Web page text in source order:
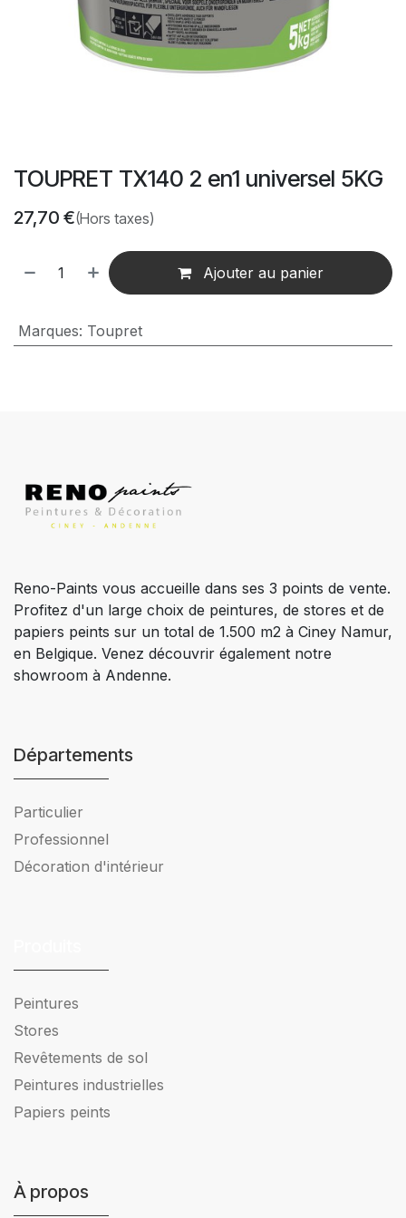
TOUPRET TX140 2 en1 universel 5KG
27,70 €(Hors taxes)
Ajouter au panier
Marques: Toupret
Reno-Paints vous accueille dans ses 3 points de vente.
Profitez d'un large choix de peintures, de stores et de
papiers peints sur un total de 1.500 m2 à Ciney Namur,
en Belgique. Venez découvrir également notre
showroom à Andenne.
Départements
Particulier
Professionnel
Décoration d'intérieur
Peintures
Stores
Revêtements de sol
Peintures industrielles
Papiers peints
À propos